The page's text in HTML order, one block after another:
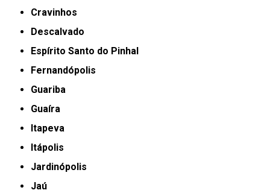
Cravinhos
Descalvado
Espírito Santo do Pinhal
Fernandópolis
Guariba
Guaíra
Itapeva
Itápolis
Jardinópolis
Jaú